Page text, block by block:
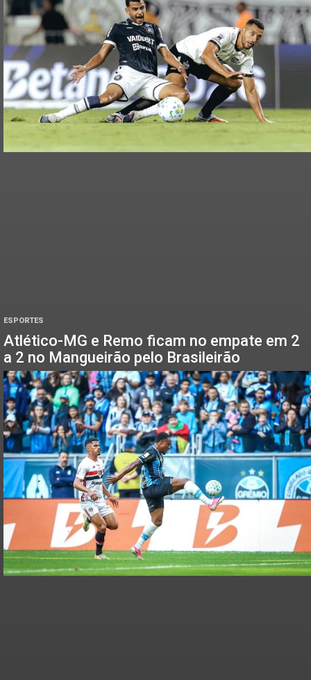
ESPORTES
Atlético-MG e Remo ficam no empate em 2
a 2 no Mangueirão pelo Brasileirão